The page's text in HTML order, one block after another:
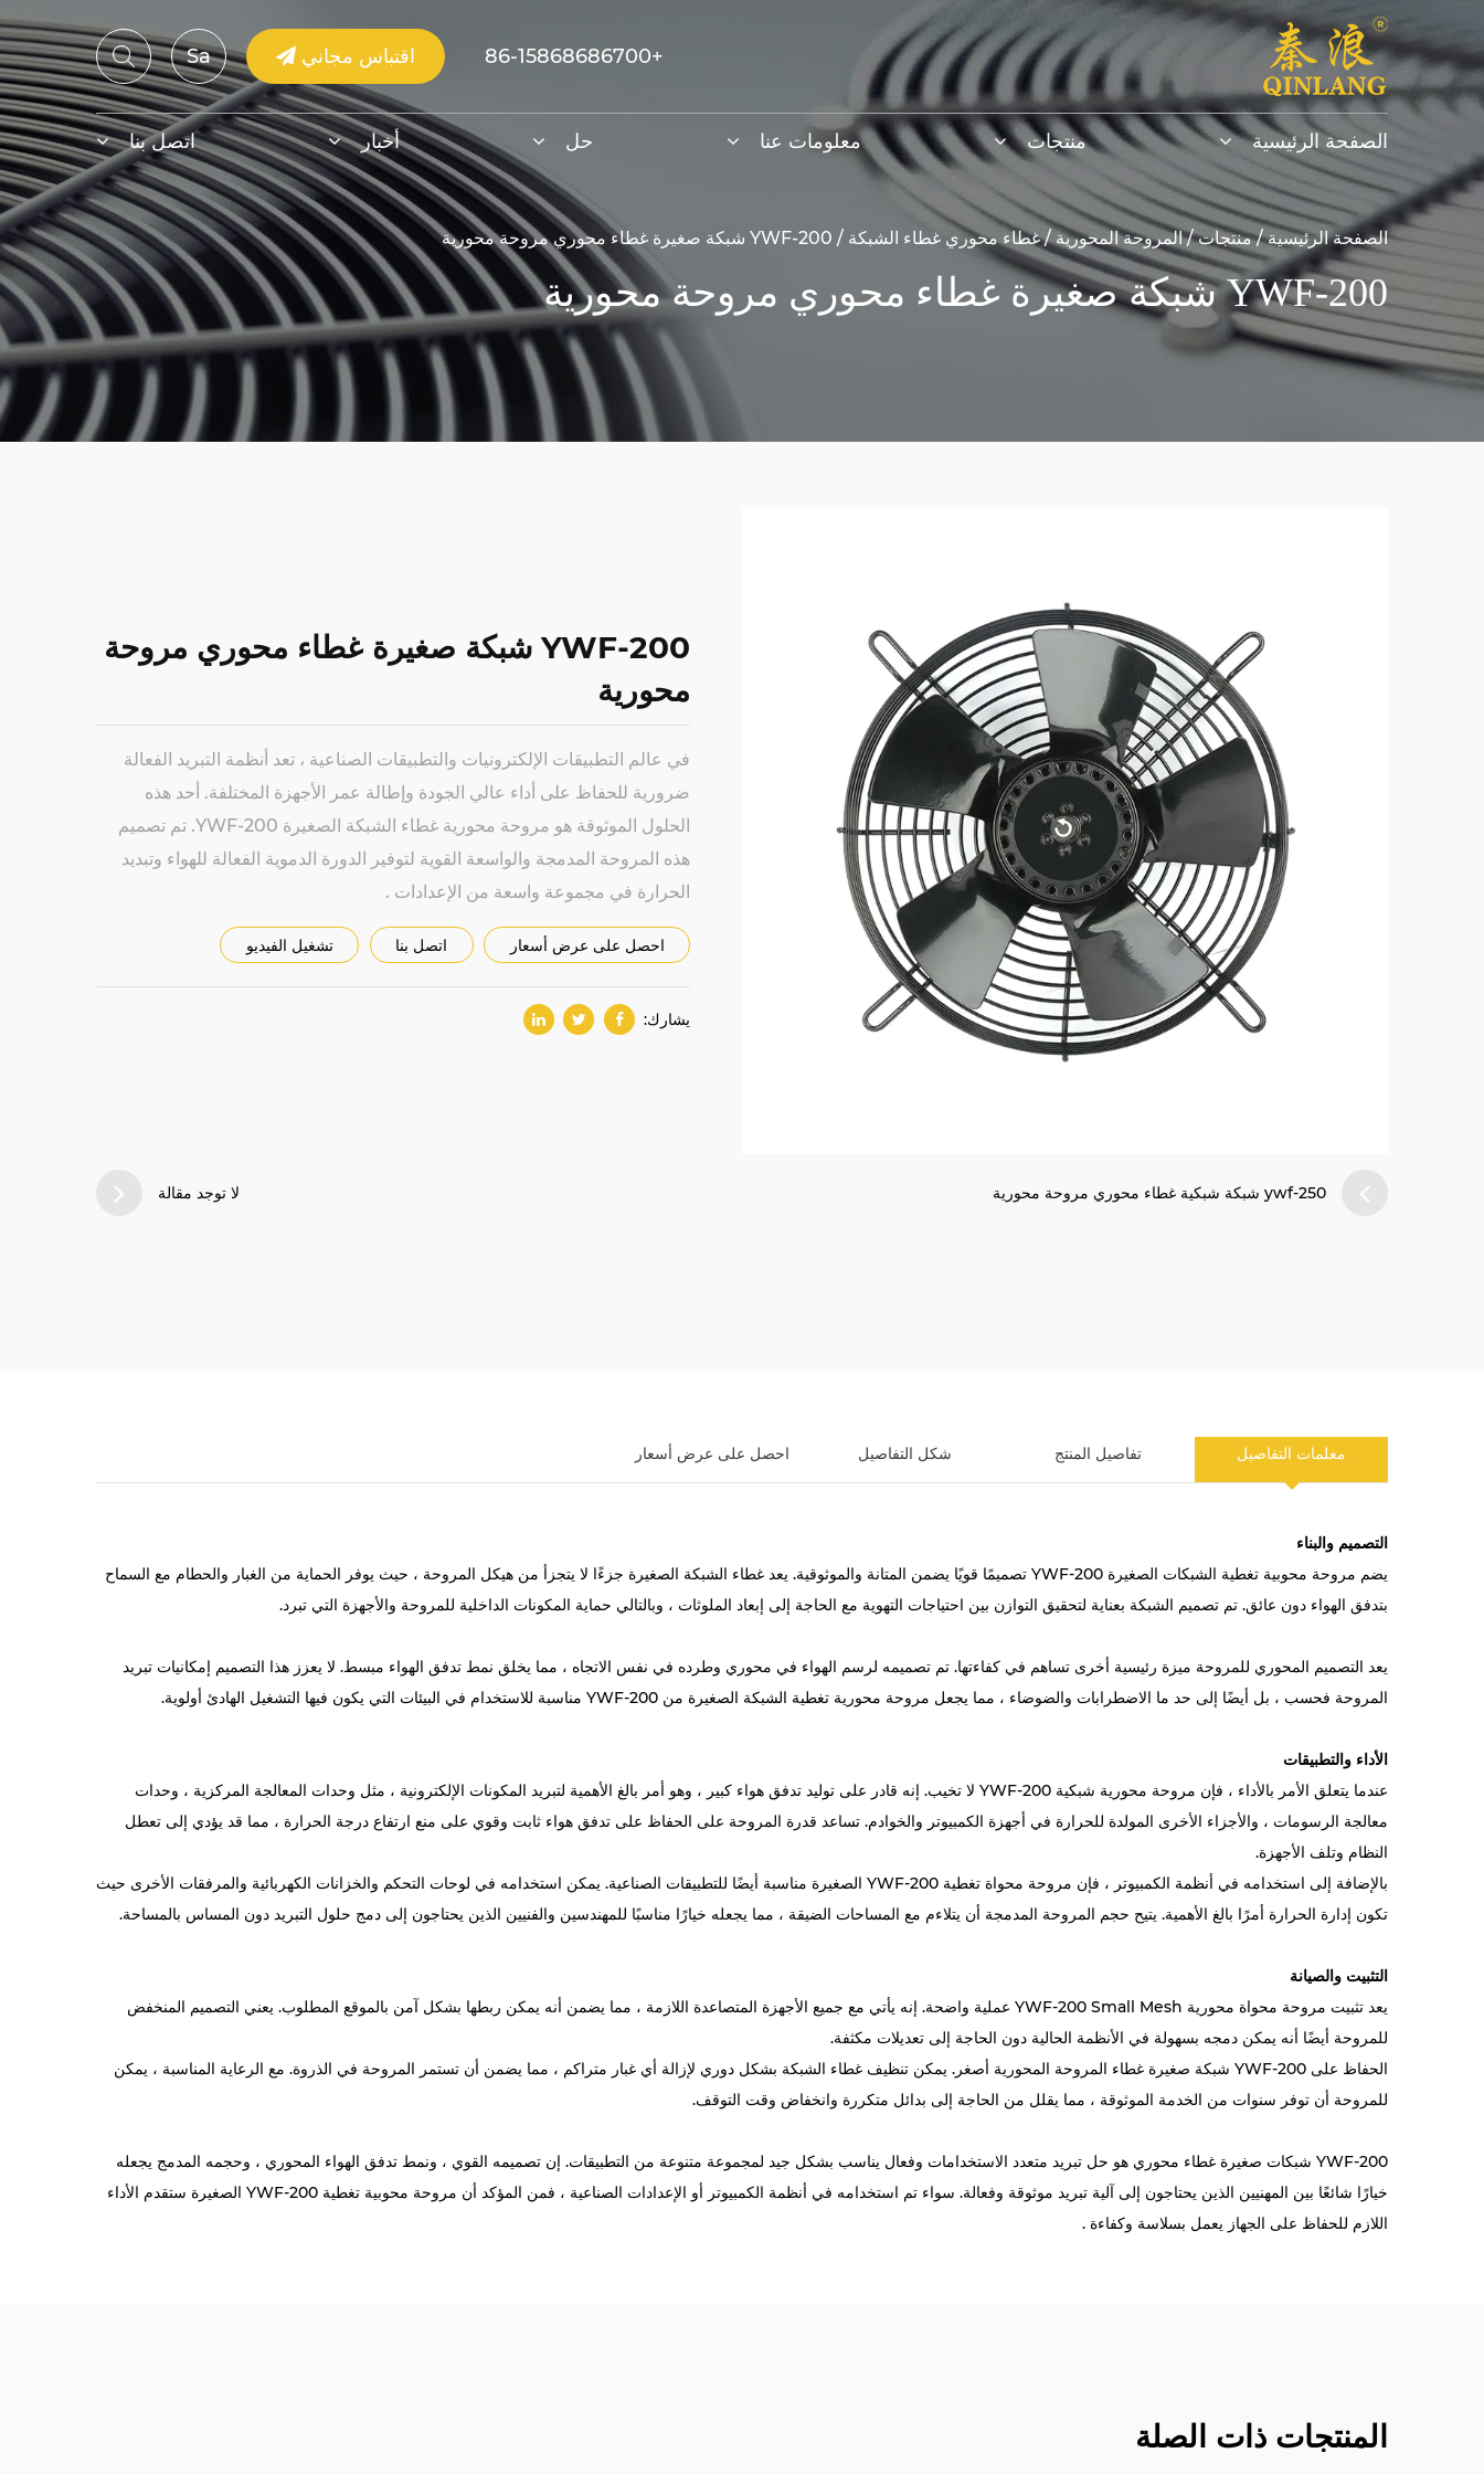
+86-15868686700 اقتباس مجاني Sa
الصفحة الرئيسية منتجات معلومات عنا حل أخبار اتصل بنا
الصفحة الرئيسية/منتجات/المروحة المحورية/غطاء محوري غطاء الشبكة / YWF-200 شبكة صغيرة غطاء محوري مروحة محورية
YWF-200 شبكة صغيرة غطاء محوري مروحة محورية
YWF-200 شبكة صغيرة غطاء محوري مروحة
محورية
في عالم التطبيقات الإلكترونيات والتطبيقات الصناعية ، تعد أنظمة التبريد الفعالة
ضرورية للحفاظ على أداء عالي الجودة وإطالة عمر الأجهزة المختلفة. أحد هذه
الحلول الموثوقة هو مروحة محورية غطاء الشبكة الصغيرة YWF-200. تم تصميم
هذه المروحة المدمجة والواسعة القوية لتوفير الدورة الدموية الفعالة للهواء وتبديد
الحرارة في مجموعة واسعة من الإعدادات .
احصل على عرض أسعار اتصل بنا تشغيل الفيديو
يشارك:
ywf-250 شبكة شبكية غطاء محوري مروحة محورية لا توجد مقالة
معلمات التفاصيل تفاصيل المنتج شكل التفاصيل احصل على عرض أسعار
التصميم والبناء
يضم مروحة محوبية تغطية الشبكات الصغيرة YWF-200 تصميمًا قويًا يضمن المتانة والموثوقية. يعد غطاء الشبكة الصغيرة جزءًا لا يتجزأ من هيكل المروحة ، حيث يوفر الحماية من الغبار والحطام مع السماح
بتدفق الهواء دون عائق. تم تصميم الشبكة بعناية لتحقيق التوازن بين احتياجات التهوية مع الحاجة إلى إبعاد الملوثات ، وبالتالي حماية المكونات الداخلية للمروحة والأجهزة التي تبرد.
يعد التصميم المحوري للمروحة ميزة رئيسية أخرى تساهم في كفاءتها. تم تصميمه لرسم الهواء في محوري وطرده في نفس الاتجاه ، مما يخلق نمط تدفق الهواء مبسط. لا يعزز هذا التصميم إمكانيات تبريد
المروحة فحسب ، بل أيضًا إلى حد ما الاضطرابات والضوضاء ، مما يجعل مروحة محورية تغطية الشبكة الصغيرة من YWF-200 مناسبة للاستخدام في البيئات التي يكون فيها التشغيل الهادئ أولوية.
الأداء والتطبيقات
عندما يتعلق الأمر بالأداء ، فإن مروحة محورية شبكية YWF-200 لا تخيب. إنه قادر على توليد تدفق هواء كبير ، وهو أمر بالغ الأهمية لتبريد المكونات الإلكترونية ، مثل وحدات المعالجة المركزية ، وحدات
معالجة الرسومات ، والأجزاء الأخرى المولدة للحرارة في أجهزة الكمبيوتر والخوادم. تساعد قدرة المروحة على الحفاظ على تدفق هواء ثابت وقوي على منع ارتفاع درجة الحرارة ، مما قد يؤدي إلى تعطل
النظام وتلف الأجهزة.
بالإضافة إلى استخدامه في أنظمة الكمبيوتر ، فإن مروحة محواة تغطية YWF-200 الصغيرة مناسبة أيضًا للتطبيقات الصناعية. يمكن استخدامه في لوحات التحكم والخزانات الكهربائية والمرفقات الأخرى حيث
تكون إدارة الحرارة أمرًا بالغ الأهمية. يتيح حجم المروحة المدمجة أن يتلاءم مع المساحات الضيقة ، مما يجعله خيارًا مناسبًا للمهندسين والفنيين الذين يحتاجون إلى دمج حلول التبريد دون المساس بالمساحة.
التثبيت والصيانة
يعد تثبيت مروحة محواة محورية YWF-200 Small Mesh عملية واضحة. إنه يأتي مع جميع الأجهزة المتصاعدة اللازمة ، مما يضمن أنه يمكن ربطها بشكل آمن بالموقع المطلوب. يعني التصميم المنخفض
للمروحة أيضًا أنه يمكن دمجه بسهولة في الأنظمة الحالية دون الحاجة إلى تعديلات مكثفة.
الحفاظ على YWF-200 شبكة صغيرة غطاء المروحة المحورية أصغر. يمكن تنظيف غطاء الشبكة بشكل دوري لإزالة أي غبار متراكم ، مما يضمن أن تستمر المروحة في الذروة. مع الرعاية المناسبة ، يمكن
للمروحة أن توفر سنوات من الخدمة الموثوقة ، مما يقلل من الحاجة إلى بدائل متكررة وانخفاض وقت التوقف.
YWF-200 شبكات صغيرة غطاء محوري هو حل تبريد متعدد الاستخدامات وفعال يناسب بشكل جيد لمجموعة متنوعة من التطبيقات. إن تصميمه القوي ، ونمط تدفق الهواء المحوري ، وحجمه المدمج يجعله
خيارًا شائعًا بين المهنيين الذين يحتاجون إلى آلية تبريد موثوقة وفعالة. سواء تم استخدامه في أنظمة الكمبيوتر أو الإعدادات الصناعية ، فمن المؤكد أن مروحة محوبية تغطية YWF-200 الصغيرة ستقدم الأداء
اللازم للحفاظ على الجهاز يعمل بسلاسة وكفاءة .
المنتجات ذات الصلة